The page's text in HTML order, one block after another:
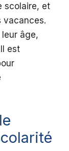
scolaire, et
vacances.
âge,
est